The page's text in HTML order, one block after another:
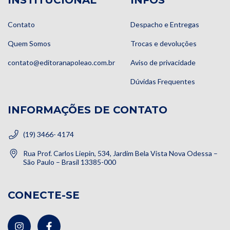
Contato
Quem Somos
contato@editoranapoleao.com.br
Despacho e Entregas
Trocas e devoluções
Aviso de privacidade
Dúvidas Frequentes
INFORMAÇÕES DE CONTATO
(19) 3466- 4174
Rua Prof. Carlos Liepin, 534, Jardim Bela Vista Nova Odessa –
São Paulo – Brasil 13385-000
CONECTE-SE